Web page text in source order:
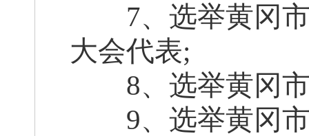
7、选举黄冈市
大会代表;
8、选举黄冈市
9、选举黄冈市